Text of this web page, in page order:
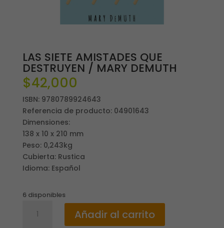
LAS SIETE AMISTADES QUE
DESTRUYEN / MARY DEMUTH
$42,000
ISBN: 9780789924643
Referencia de producto: 04901643
Dimensiones:
138 x 10 x 210 mm
Peso: 0,243kg
Cubierta: Rustica
Idioma: Español
6 disponibles
SIETE
Añadir al carrito